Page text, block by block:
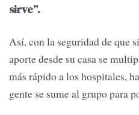
sirve”.
Así, con la seguridad de que
aporte desde su casa se
más rápido a los hospitales,
gente se sume al grupo para